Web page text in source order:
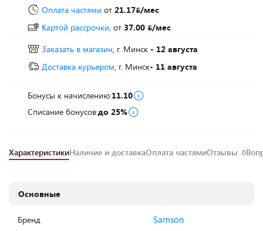
Оплата частями от 21.17 /мес
Картой рассрочки, от 37.00
/мес
Заказать в магазин, г. Минск - 12 августа
Доставка курьером, г. Минск- 11 августа
Бонусы к начислению:11.10
Списание бонусов:до 25%
ХарактеристикиНаличие и доставкаОплата частямиОтзывы 0
Основные
Бренд Samson